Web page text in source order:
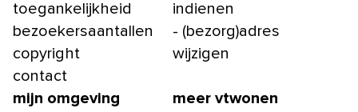
toegankelijkheid
bezoekersaantallen
copyright
contact
indienen
- (bezorg)adres
wijzigen
mijn omgeving
meer vtwonen